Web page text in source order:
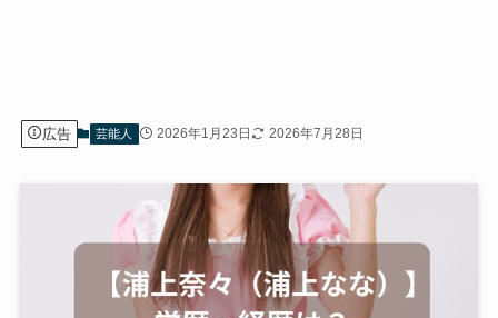
広告 芸能人 2026年1月23日 2026年7月28日